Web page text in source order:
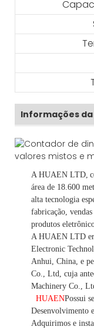
Informações
A HUAEN LTD,
área de 18.600
alta tecnologia
fabricação,
produtos
A HUAEN LTD
Electronic
Anhui, China, e
Co., Ltd, cuja
Machinery Co.,
HUAENPossui
Desenvolvimento
Adquirimos e